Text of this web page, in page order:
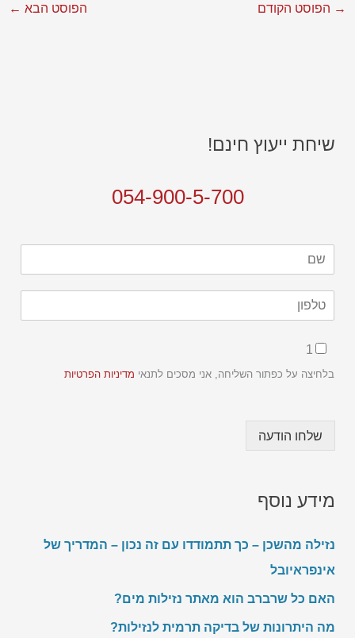
→ הפוסט הקודם הפוסט הבא ←
שיחת ייעוץ חינם!
054-900-5-700
ש
ם
C
c
e
ל
ן
1
בלחיצה על כפתור השליחה, אני מסכים לתנאי מדיניות הפרטיות
שלחו הודעה
מידע נוסף
נזילה מהשכן – כך תתמודדו עם זה נכון – המדריך של
אינפראיובל
האם כל שרברב הוא מאתר נזילות מים?
מה היתרונות של בדיקה תרמית לנזילות?